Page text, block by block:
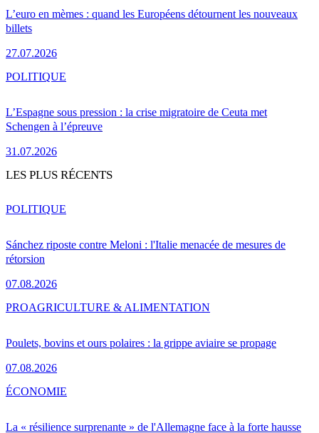
L’euro en mèmes : quand les Européens détournent les nouveaux
billets
27.07.2026
L’Espagne sous pression : la crise migratoire de Ceuta met
Schengen à l’épreuve
31.07.2026
POLITIQUE
LES PLUS RÉCENTS
Sánchez riposte contre Meloni : l'Italie menacée de mesures de
rétorsion
07.08.2026
POLITIQUE
Poulets, bovins et ours polaires : la grippe aviaire se propage
07.08.2026
PROAGRICULTURE & ALIMENTATION
La « résilience surprenante » de l'Allemagne face à la forte hausse
ÉCONOMIE